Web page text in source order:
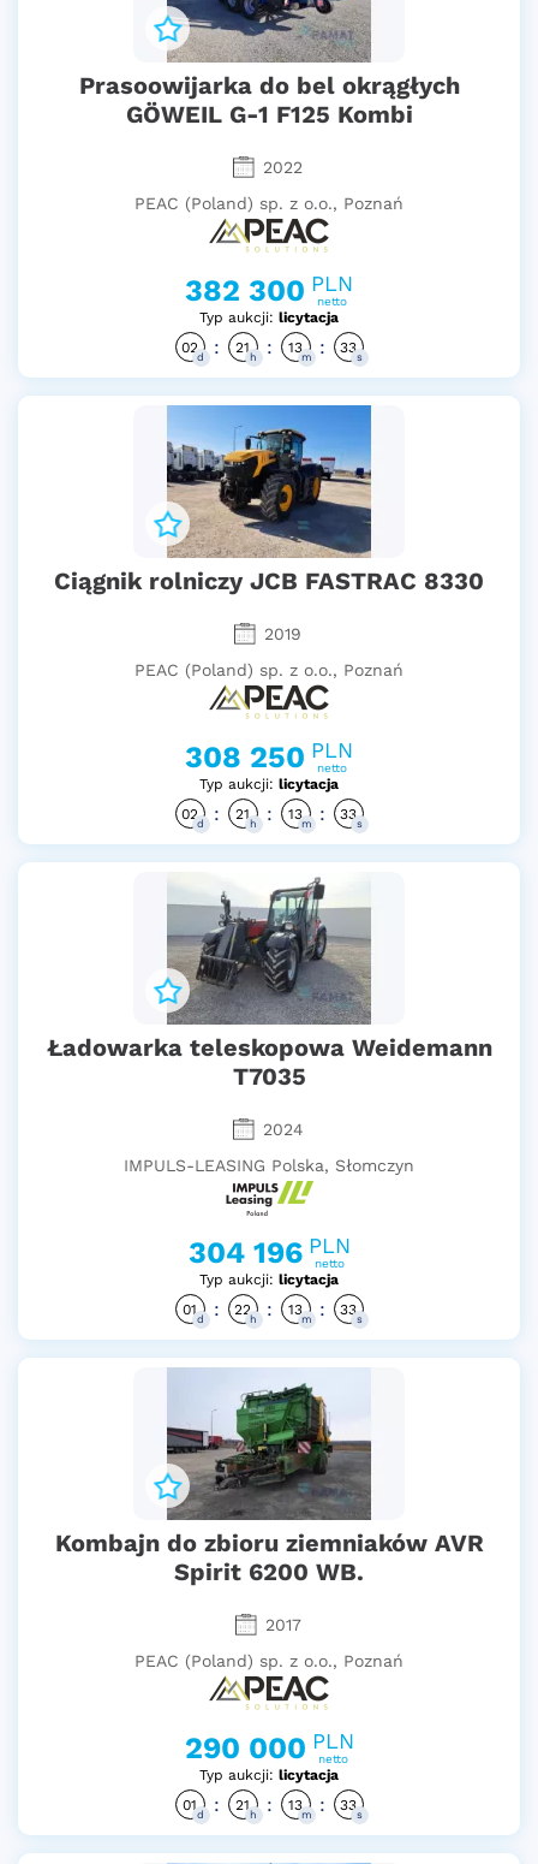
Prasoowijarka do bel okrągłych
GÖWEIL G-1 F125 Kombi
2022
PEAC (Poland) sp. z o.o., Poznań
382 300 PLN
netto
Typ aukcji: licytacja
02
d : 21
h : 13
m : 32
s
Ciągnik rolniczy JCB FASTRAC 8330
2019
PEAC (Poland) sp. z o.o., Poznań
308 250 PLN
netto
Typ aukcji: licytacja
02
d : 21
h : 13
m : 32
s
Ładowarka teleskopowa Weidemann
T7035
2024
IMPULS-LEASING Polska, Słomczyn
304 196 PLN
netto
Typ aukcji: licytacja
01
d : 22
h : 13
m : 32
s
Kombajn do zbioru ziemniaków AVR
Spirit 6200 WB.
2017
PEAC (Poland) sp. z o.o., Poznań
290 000 PLN
netto
Typ aukcji: licytacja
01
d : 21
h : 13
m : 32
s